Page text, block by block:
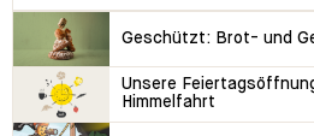
Geschützt: Brot- und
Unsere
Himmelfahrt